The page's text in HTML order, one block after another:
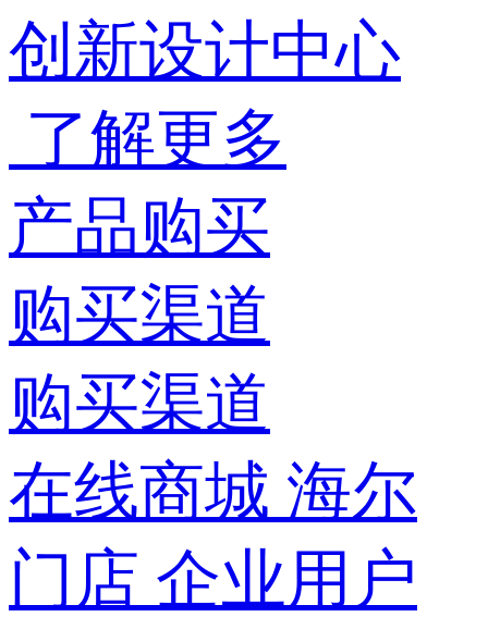
创新设计中心
了解更多
产品购买
购买渠道
购买渠道
在线商城 海尔
门店 企业用户